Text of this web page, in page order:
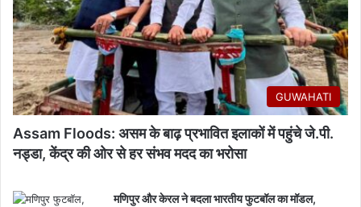
GUWAHATI
Assam Floods: असम के बाढ़ प्रभावित इलाकों में पहुंचे जे.पी.
नड्डा, केंद्र की ओर से हर संभव मदद का भरोसा
मणिपुर और केरल ने बदला भारतीय फुटबॉल का मॉडल,